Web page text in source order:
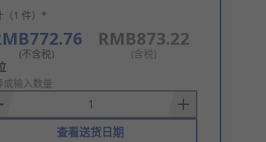
（1 件）*
(不含税)
RMB873.22
(含税)
或输入数量
查看送货日期